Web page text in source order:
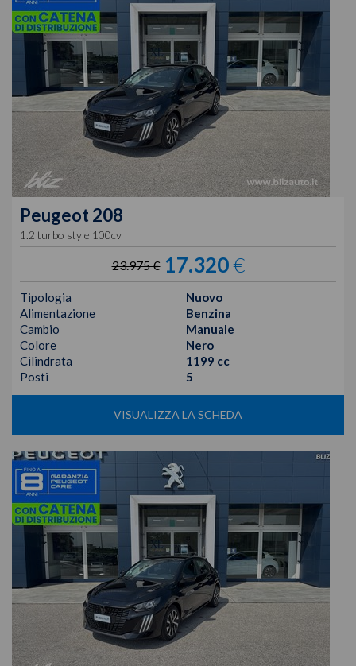
Peugeot 208
1.2 turbo style 100cv
23.975 € 17.320€
Tipologia
Nuovo
Alimentazione
Benzina
Cambio
Manuale
Colore
Nero
Cilindrata
1199 cc
Posti
5
VISUALIZZA LA SCHEDA